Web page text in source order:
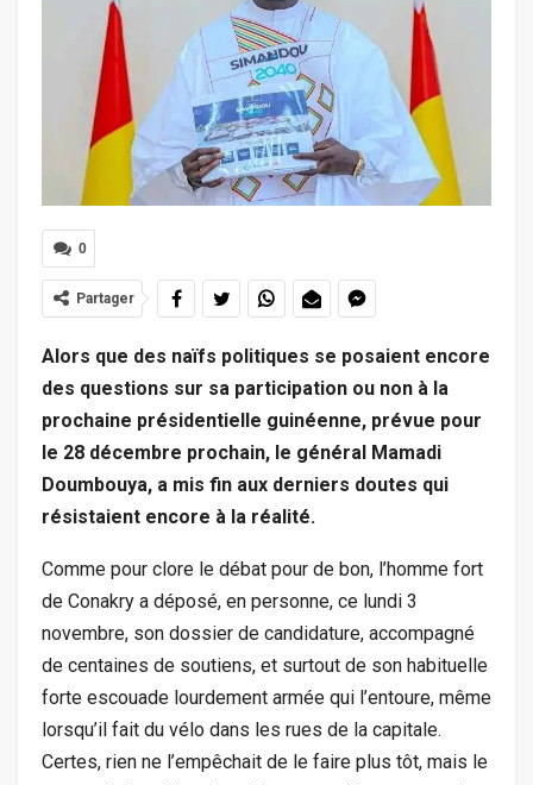
0
Partager
Alors que des naïfs politiques se posaient encore
des questions sur sa participation ou non à la
prochaine présidentielle guinéenne, prévue pour
le 28 décembre prochain, le général Mamadi
Doumbouya, a mis fin aux derniers doutes qui
résistaient encore à la réalité.
Comme pour clore le débat pour de bon, l’homme fort
de Conakry a déposé, en personne, ce lundi 3
novembre, son dossier de candidature, accompagné
de centaines de soutiens, et surtout de son habituelle
forte escouade lourdement armée qui l’entoure, même
lorsqu’il fait du vélo dans les rues de la capitale.
Certes, rien ne l’empêchait de le faire plus tôt, mais le